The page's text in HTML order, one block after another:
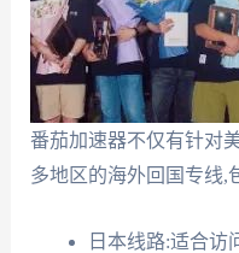
番茄加速器不仅有针对
多地区的海外回国专线,
日本线路:适合访